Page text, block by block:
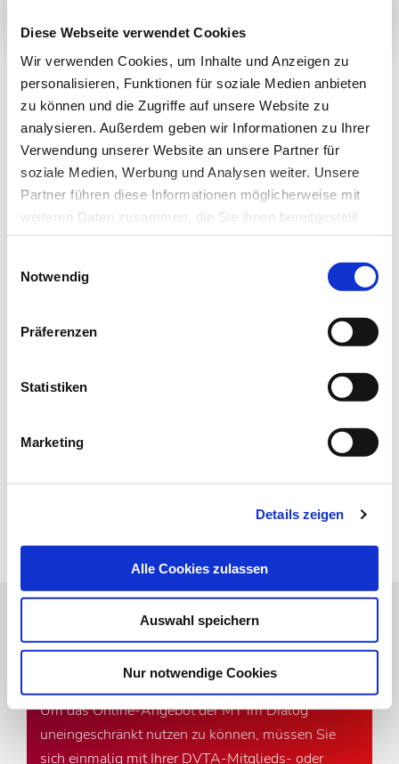
Diese Webseite verwendet Cookies
Wir verwenden Cookies, um Inhalte und Anzeigen zu
personalisieren, Funktionen für soziale Medien anbieten
zu können und die Zugriffe auf unsere Website zu
analysieren. Außerdem geben wir Informationen zu Ihrer
Verwendung unserer Website an unsere Partner für
soziale Medien, Werbung und Analysen weiter. Unsere
Partner führen diese Informationen möglicherweise mit
weiteren Daten zusammen, die Sie ihnen bereitgestellt
haben oder die sie im Rahmen Ihrer Nutzung der Dienste
Notwendig
Präferenzen
Statistiken
Marketing
Details zeigen
Alle Cookies zulassen
Auswahl speichern
Nur notwendige Cookies
Newsletter­anmeldung
Bleiben Sie auf dem Laufenden. Der MT-Dialog-
Newsletter informiert Sie jede Woche kostenfrei
über die wichtigsten Branchen-News, aktuelle
Themen und die neusten Stellenangebote.
E-Mail-Adresse
* Pflichtfeld
Online-Angebot der MT im
Um das Online-Angebot der MT im Dialog
uneingeschränkt nutzen zu können, müssen Sie
sich einmalig mit Ihrer DVTA-Mitglieds- oder